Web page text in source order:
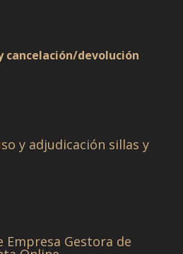
cancelación/devolución
y adjudicación sillas y
Empresa Gestora de